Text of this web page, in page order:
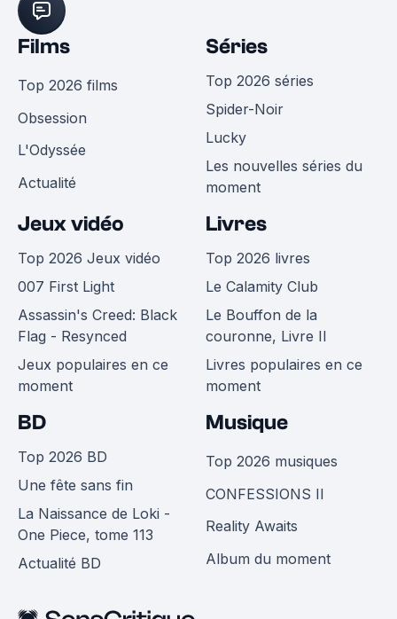
Films
Top 2026 films
Obsession
L'Odyssée
Actualité
Séries
Top 2026 séries
Spider-Noir
Lucky
Les nouvelles séries du
moment
Jeux vidéo
Top 2026 Jeux vidéo
007 First Light
Assassin's Creed: Black
Flag - Resynced
Jeux populaires en ce
moment
Livres
Top 2026 livres
Le Calamity Club
Le Bouffon de la
couronne, Livre II
Livres populaires en ce
moment
BD
Top 2026 BD
Une fête sans fin
La Naissance de Loki -
One Piece, tome 113
Actualité BD
Musique
Top 2026 musiques
CONFESSIONS II
Reality Awaits
Album du moment